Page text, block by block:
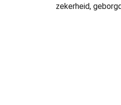
zekerheid,